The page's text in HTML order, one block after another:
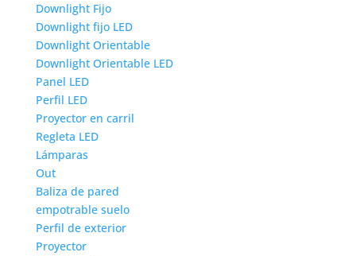
Downlight Fijo
Downlight fijo LED
Downlight Orientable
Downlight Orientable LED
Panel LED
Perfil LED
Proyector en carril
Regleta LED
Lámparas
Out
Baliza de pared
empotrable suelo
Perfil de exterior
Proyector